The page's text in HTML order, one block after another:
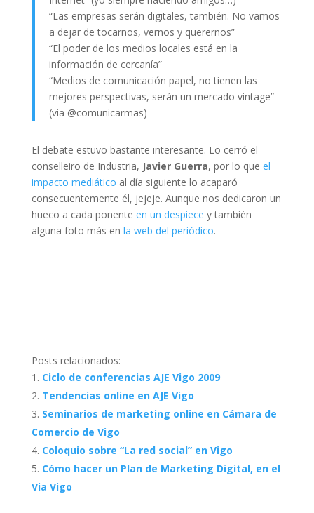
“Las empresas serán digitales, también. No vamos
a dejar de tocarnos, vernos y querernos”
“El poder de los medios locales está en la
información de cercanía”
“Medios de comunicación papel, no tienen las
mejores perspectivas, serán un mercado vintage”
(via @comunicarmas)
El debate estuvo bastante interesante. Lo cerró el
conselleiro de Industria, Javier Guerra, por lo que el
impacto mediático al día siguiente lo acaparó
consecuentemente él, jejeje. Aunque nos dedicaron un
hueco a cada ponente en un despiece y también
alguna foto más en la web del periódico.
Posts relacionados:
Ciclo de conferencias AJE Vigo 2009
Tendencias online en AJE Vigo
Seminarios de marketing online en Cámara de
Comercio de Vigo
Coloquio sobre “La red social” en Vigo
Cómo hacer un Plan de Marketing Digital, en el
Via Vigo